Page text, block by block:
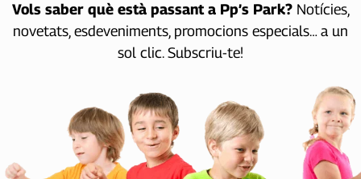
Vols saber què està passant a Pp’s Park?Notícies,
novetats, esdeveniments, promocions especials… a un
sol clic. Subscriu-te!